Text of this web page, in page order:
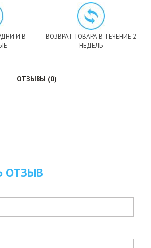
И В
ВОЗВРАТ ТОВАРА В ТЕЧЕНИЕ 2
НЕДЕЛЬ
ОТЗЫВЫ (0)
ОТЗЫВ